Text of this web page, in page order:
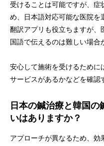
受けることは可能ですが、症
め、日本語対応可能な医院を
翻訳アプリも役立ちますが、
国語で伝えるのは難しい場合
安心して施術を受けるために
サービスがあるかなどを確認
日本の鍼治療と韓国
いはありますか？
アプローチが異なるため、効